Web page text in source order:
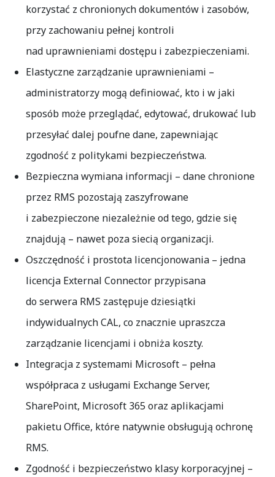
korzystać z chronionych dokumentów i zasobów,
przy zachowaniu pełnej kontroli
nad uprawnieniami dostępu i zabezpieczeniami.
Elastyczne zarządzanie uprawnieniami –
administratorzy mogą definiować, kto i w jaki
sposób może przeglądać, edytować, drukować lub
przesyłać dalej poufne dane, zapewniając
zgodność z politykami bezpieczeństwa.
Bezpieczna wymiana informacji – dane chronione
przez RMS pozostają zaszyfrowane
i zabezpieczone niezależnie od tego, gdzie się
znajdują – nawet poza siecią organizacji.
Oszczędność i prostota licencjonowania– jedna
licencja External Connector przypisana
do serwera RMS zastępuje dziesiątki
indywidualnych CAL, co znacznie upraszcza
zarządzanie licencjami i obniża koszty.
Integracja z systemami Microsoft– pełna
współpraca z usługami Exchange Server,
SharePoint, Microsoft 365 oraz aplikacjami
pakietuOffice, które natywnie obsługują ochronę
RMS.
Zgodność i bezpieczeństwo klasy korporacyjnej –